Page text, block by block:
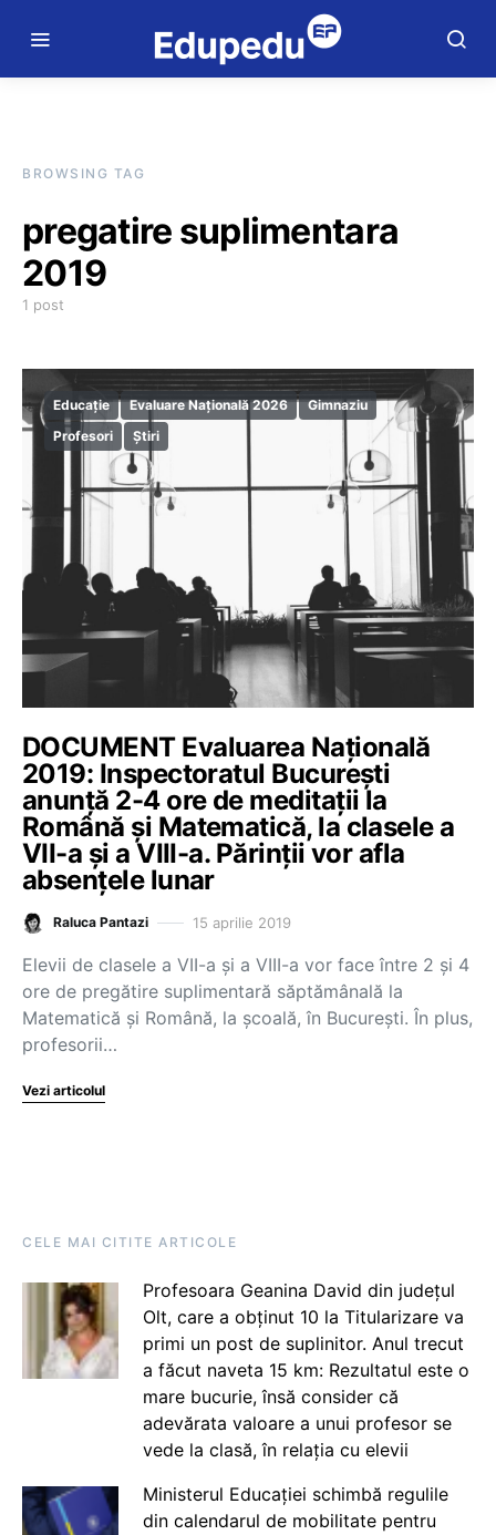
BROWSING TAG
pregatire suplimentara
2019
1 post
Educație Evaluare Națională 2026
Gimnaziu
Profesori
Știri
DOCUMENT Evaluarea Națională
2019: Inspectoratul București
anunță 2-4 ore de meditații la
Română și Matematică, la clasele a
VII-a și a VIII-a. Părinții vor afla
absențele lunar
Raluca Pantazi 15 aprilie 2019
Elevii de clasele a VII-a și a VIII-a vor face între 2 și 4
ore de pregătire suplimentară săptămânală la
Matematică și Română, la școală, în București. În plus,
profesorii…
Vezi articolul
CELE MAI CITITE ARTICOLE
Profesoara Geanina David din județul
Olt, care a obținut 10 la Titularizare va
primi un post de suplinitor. Anul trecut
a făcut naveta 15 km: Rezultatul este o
mare bucurie, însă consider că
adevărata valoare a unui profesor se
vede la clasă, în relația cu elevii
Ministerul Educației schimbă regulile
din calendarul de mobilitate pentru